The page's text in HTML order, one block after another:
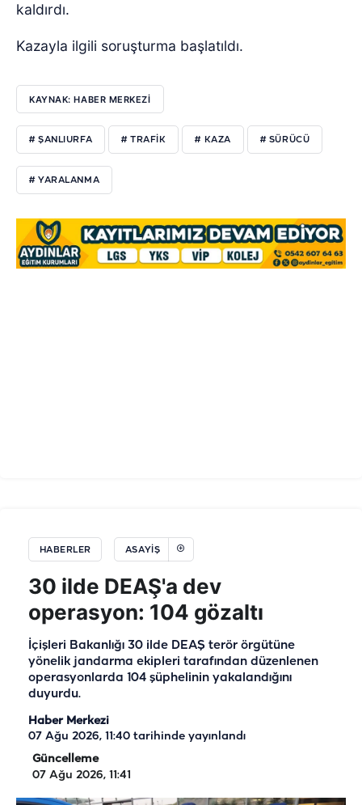
kaldırdı.
Kazayla ilgili soruşturma başlatıldı.
KAYNAK: HABER MERKEZİ
# ŞANLIURFA # TRAFİK # KAZA # SÜRÜCÜ
# YARALANMA
HABERLER ASAYIŞ
30 ilde DEAŞ'a dev
operasyon: 104 gözaltı
İçişleri Bakanlığı 30 ilde DEAŞ terör örgütüne
yönelik jandarma ekipleri tarafından düzenlenen
operasyonlarda 104 şüphelinin yakalandığını
duyurdu.
Haber Merkezi
07 Ağu 2026, 11:40 tarihinde yayınlandı
Güncelleme
07 Ağu 2026, 11:41